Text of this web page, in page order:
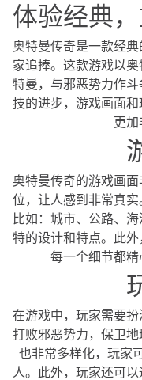
体验经典，
奥特曼传奇是一款经
家追捧。这款游戏以
特曼，与邪恶势力作
技的进步，游戏画面
更加
奥特曼传奇的游戏画
位，让人感到非常真实
比如：城市、公路、
特的设计和特点。此外
每一个细节都精
在游戏中，玩家需要扮
打败邪恶势力，保卫
也非常多样化，玩家
人。此外，玩家还可